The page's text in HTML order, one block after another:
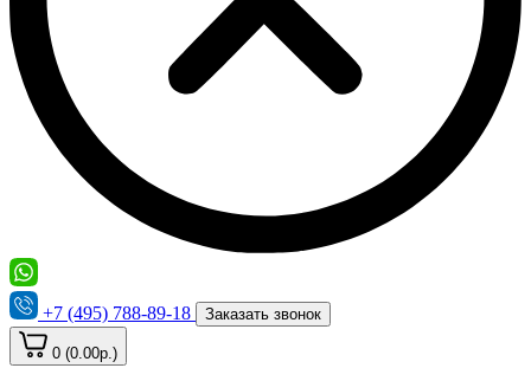
+7 (495) 788-89-18 Заказать звонок
0 (0.00р.)